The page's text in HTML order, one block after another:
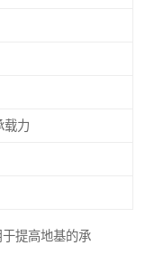
载力
提高地基的承